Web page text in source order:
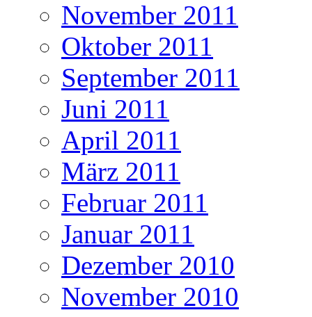
November 2011
Oktober 2011
September 2011
Juni 2011
April 2011
März 2011
Februar 2011
Januar 2011
Dezember 2010
November 2010